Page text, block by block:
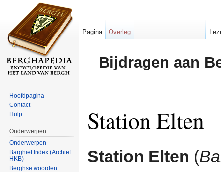
Bijdragen aan
Station Elten
Station Elten (
Pagina Overleg
Hoofdpagina
Contact
Hulp
Onderwerpen
Onderwerpen
Barghief Index (Archief
HKB)
Berghse woorden